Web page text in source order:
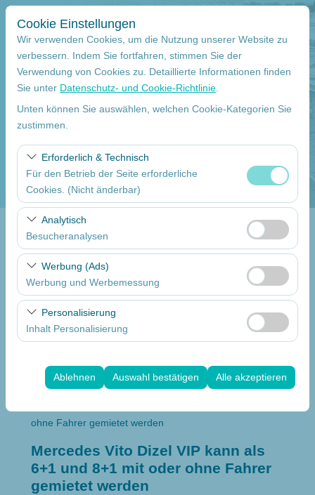
Cookie Einstellungen
Wir verwenden Cookies, um die Nutzung unserer Website zu
verbessern. Indem Sie fortfahren, stimmen Sie der
Verwendung von Cookies zu. Detaillierte Informationen finden
Sie unter Datenschutz- und Cookie-Richtlinie
Unten können Sie auswählen, welchen Cookie-Kategorien Sie
zustimmen.
Erforderlich & Technisch
Für den Betrieb der Seite erforderliche
Cookies. (Nicht änderbar)
Diese Cookies sind für das ordnungsgemäße
Funktionieren der Website, die Sicherheit, die
Sitzungsverwaltung und grundlegende Funktionen
erforderlich. Sie können nicht deaktiviert werden.
Analytisch
Besucheranalysen
Diese Cookies ermöglichen es uns, zu analysieren, wie
unsere Website genutzt wird (Besucherzahl,
meistbesuchte Seiten, Nutzerverhalten). Diese Daten
werden verwendet, um die Leistung der Website zu
messen und die Benutzererfahrung kontinuierlich zu
verbessern.
Werbung (Ads)
Werbung und Werbemessung
Diese Cookies ermöglichen es uns, Ihnen auf Ihre
Interessen abgestimmte personalisierte Werbung
anzuzeigen und die Wirksamkeit unserer
Personalisierung
Inhalt Personalisierung
und Kontinuität Ihres Erlebnisses auf der Plattform
sicherzustellen, indem Ihre
und andere Konfigurationen gespeichert werden.
Ablehnen Auswahl bestätigen Alle akzeptieren
Abholstation
Mersin Çukurova Internationaler Flughafen Internationale Flüge
Eine andere Rückgabestation auswählen
Abholdatum
09:00
Return date
Home
Flotte
ohne Fahrer gemietet werden
Mercedes Vito Dizel VIP kann als
6+1 und 8+1 mit oder ohne Fahrer
gemietet werden